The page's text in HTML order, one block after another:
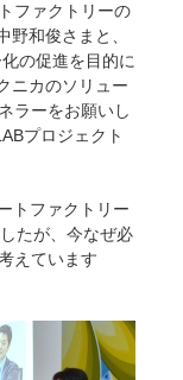
ファクトリーの
野和俊さまと、
の促進を目的に
ニカのソリュー
ラーをお願いし
プロジェクト
トファクトリー
たが、今なぜ必
えています